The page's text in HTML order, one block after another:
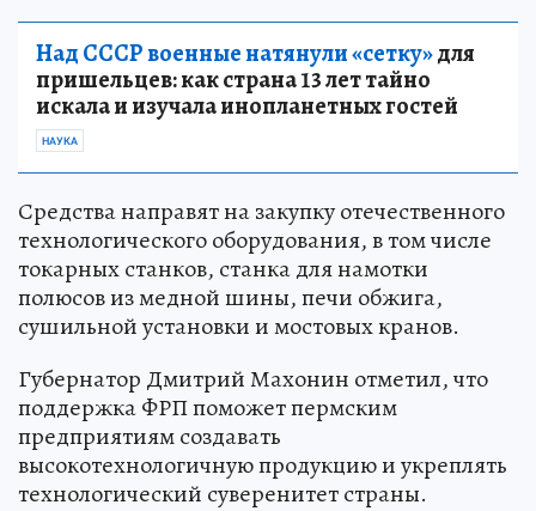
Над СССР военные натянули «сетку»для
пришельцев: как страна 13 лет тайно
искала и изучала инопланетных гостей
НАУКА
Средства направят на закупку отечественного
технологического оборудования, в том числе
токарных станков, станка для намотки
полюсов из медной шины, печи обжига,
сушильной установки и мостовых кранов.
Губернатор Дмитрий Махонин отметил, что
поддержка ФРП поможет пермским
предприятиям создавать
высокотехнологичную продукцию и укреплять
технологический суверенитет страны.